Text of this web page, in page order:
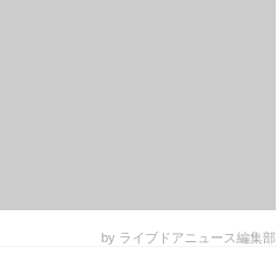
by ライブドアニュース編集部